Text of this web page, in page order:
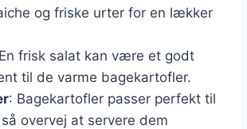
og friske urter for en lækker
frisk salat kan være et godt
til de varme bagekartofler.
: Bagekartofler passer perfekt til
overvej at servere dem